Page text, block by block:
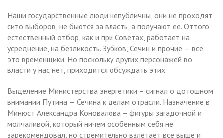
Наши государственные люди непубличны, они не проходят
сито выборов, не бьются за власть, а получают ее. Оттого
естественный отбор, как и при Советах, работает на
усреднение, на безликость. Зубков, Сечин и прочие — всё
это временщики. Но поскольку других персонажей во
власти у нас нет, приходится обсуждать этих.
Выделение Министерства энергетики – сигнал о дотошном
внимании Путина — Сечина к делам отрасли. Назначение в
Минюст Александра Коновалова – фигуры загадочной и
молчаливой, который ничем особенным себя не
зарекомендовал, но стремительно взлетает все выше и